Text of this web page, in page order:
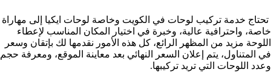
تحتاج خدمة تركيب لوحات في الكويت وخاصة لوحات ايكيا إلى مهاراة
خاصة، واحترافية عالية، وخبرة في اختيار المكان المناسب لإعطاء
اللوحة مزيد من المظهر الرائع، كل هذه الأمور نقدمها لك بإتقان وسعر
في المتناول، يتم إعلان السعر النهائي بعد معاينة الموقع، ومعرفة حجم
وعدد اللوحات التي تريد تركيبها.